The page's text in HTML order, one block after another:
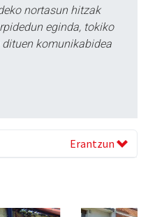
nortasun hitzak
eginda, tokiko
komunikabidea
Erantzun